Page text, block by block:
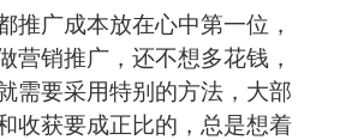
推广成本放在心中第一位，
营销推广，还不想多花钱，
需要采用特别的方法，大部
收获要成正比的，总是想着